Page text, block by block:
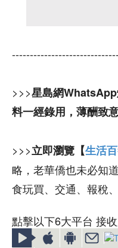
>>>星島網
料一經錄用，薄酬致意
>>>立即瀏覽【生活
略，老華僑也未必知
食玩買、交通、報稅
點擊以下6大平台 接